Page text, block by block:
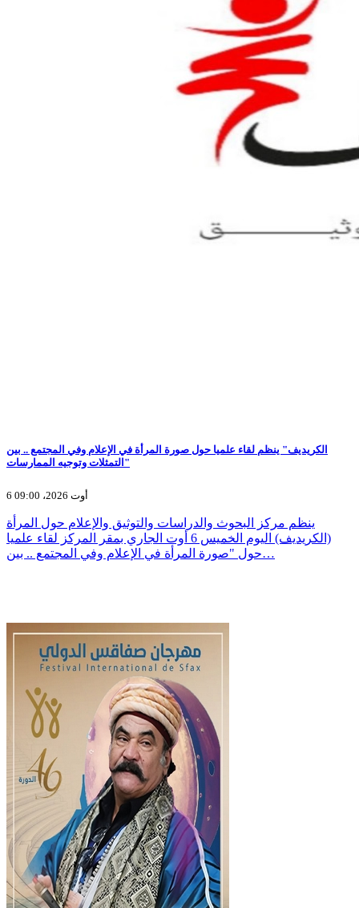
الكريديف" ينظم لقاء علميا حول صورة المرأة في الإعلام وفي المجتمع .. بين
التمثلات وتوجيه الممارسات"
6 أوت 2026، 09:00
ينظم مركز البحوث والدراسات والتوثيق والإعلام حول المرأة
(الكريديف) اليوم الخميس 6 أوت الجاري بمقر المركز لقاء علميا
حول "صورة المرأة في الإعلام وفي المجتمع .. بين…